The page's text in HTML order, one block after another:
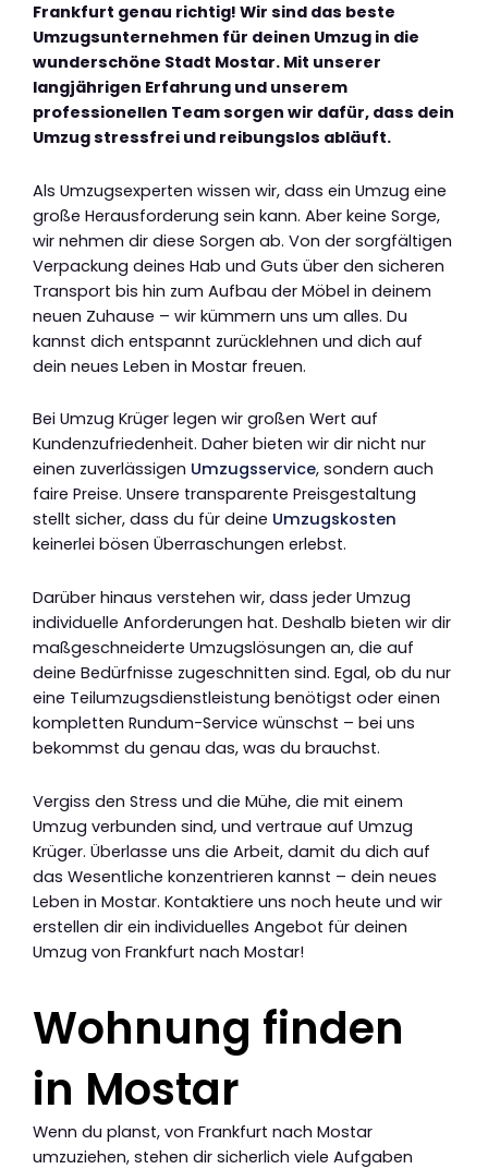
Frankfurt genau richtig! Wir sind das beste
Umzugsunternehmen für deinen Umzug in die
wunderschöne Stadt Mostar. Mit unserer
langjährigen Erfahrung und unserem
professionellen Team sorgen wir dafür, dass dein
Umzug stressfrei und reibungslos abläuft.
Als Umzugsexperten wissen wir, dass ein Umzug eine
große Herausforderung sein kann. Aber keine Sorge,
wir nehmen dir diese Sorgen ab. Von der sorgfältigen
Verpackung deines Hab und Guts über den sicheren
Transport bis hin zum Aufbau der Möbel in deinem
neuen Zuhause – wir kümmern uns um alles. Du
kannst dich entspannt zurücklehnen und dich auf
dein neues Leben in Mostar freuen.
Bei Umzug Krüger legen wir großen Wert auf
Kundenzufriedenheit. Daher bieten wir dir nicht nur
einen zuverlässigen Umzugsservice, sondern auch
faire Preise. Unsere transparente Preisgestaltung
stellt sicher, dass du für deine Umzugskosten
keinerlei bösen Überraschungen erlebst.
Darüber hinaus verstehen wir, dass jeder Umzug
individuelle Anforderungen hat. Deshalb bieten wir dir
maßgeschneiderte Umzugslösungen an, die auf
deine Bedürfnisse zugeschnitten sind. Egal, ob du nur
eine Teilumzugsdienstleistung benötigst oder einen
kompletten Rundum-Service wünschst – bei uns
bekommst du genau das, was du brauchst.
Vergiss den Stress und die Mühe, die mit einem
Umzug verbunden sind, und vertraue auf Umzug
Krüger. Überlasse uns die Arbeit, damit du dich auf
das Wesentliche konzentrieren kannst – dein neues
Leben in Mostar. Kontaktiere uns noch heute und wir
erstellen dir ein individuelles Angebot für deinen
Umzug von Frankfurt nach Mostar!
Wohnung finden
in Mostar
Wenn du planst, von Frankfurt nach Mostar
umzuziehen, stehen dir sicherlich viele Aufgaben